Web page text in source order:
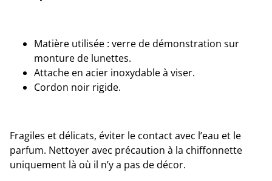
Matière utilisée : verre de démonstration sur
monture de lunettes.
Attache en acier inoxydable à viser.
Cordon noir rigide.
Fragiles et délicats, éviter le contact avec l’eau et le
parfum. Nettoyer avec précaution à la chiffonnette
uniquement là où il n’y a pas de décor.